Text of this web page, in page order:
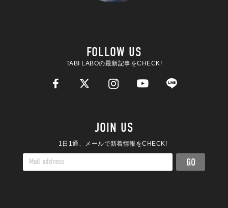
FOLLOW US
TABI LABOの最新記事をCHECK!
JOIN US
1日1通、メールで新着情報をCHECK!